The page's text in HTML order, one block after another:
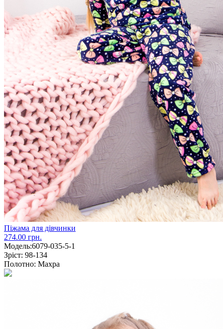
Піжама для дівчинки
274.00 грн.
Модель:6079-035-5-1
Зріст: 98-134
Полотно: Махра